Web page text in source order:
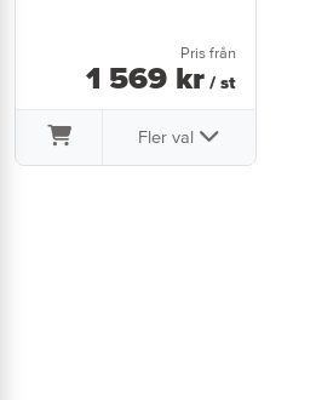
Pris från
1 569 kr / st
Fler val